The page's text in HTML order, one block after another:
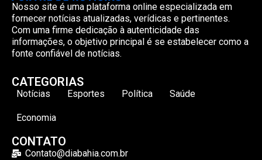
Nosso site é uma plataforma online especializada em
fornecer notícias atualizadas, verídicas e pertinentes.
Com uma firme dedicação à autenticidade das
informações, o objetivo principal é se estabelecer como a
fonte confiável de notícias.
CATEGORIAS
Notícias Esportes Política Saúde
Economia
CONTATO
Contato@diabahia.com.br